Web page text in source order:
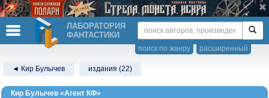
ЛАБОРАТОРИЯ
ФАНТАСТИКИ
расширенный
поиск по жанру
◄ Кир Булычев издания (22)
Кир Булычев «Агент КФ»